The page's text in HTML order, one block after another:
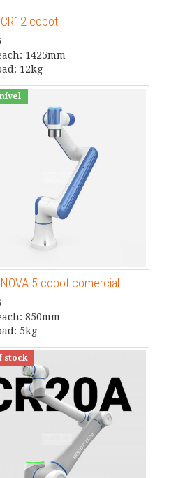
CR12 cobot
1425mm
12kg
NOVA 5 cobot comercial
850mm
5kg
stock